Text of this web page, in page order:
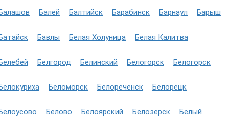
Балей Балтийск Барабинск Барнаул Барыш
Бавлы Белая Холуница Белая Калитва
Белгород Белинский Белогорск Белогорск
Беломорск Белореченск Белорецк
Белово Белоярский Белозерск Белый